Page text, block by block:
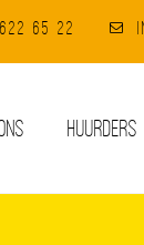
65 22
HUURDERS